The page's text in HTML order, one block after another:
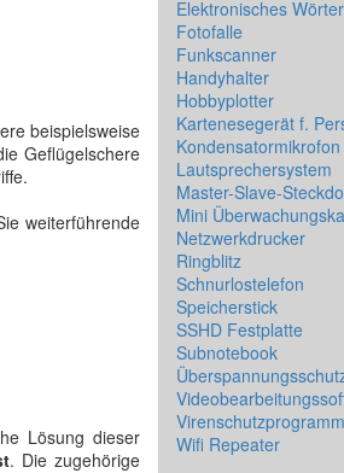
beispielsweise
Geflügelschere
weiterführende
Lösung dieser
. Die zugehörige
Elektronisches
Fotofalle
Funkscanner
Handyhalter
Hobbyplotter
Kartenesegerät f.
Kondensatormikrofon
Lautsprechersystem
Master-Slave-
Mini
Netzwerkdrucker
Ringblitz
Schnurlostelefon
Speicherstick
SSHD Festplatte
Subnotebook
Wifi Repeater